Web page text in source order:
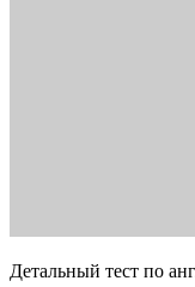
Детальный тест по